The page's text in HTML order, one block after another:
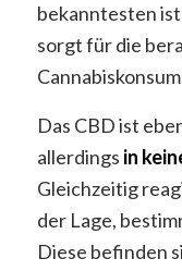
bekanntesten
sorgt für die
Das CBD ist
allerdings in
Gleichzeitig
der Lage,
Diese befinden